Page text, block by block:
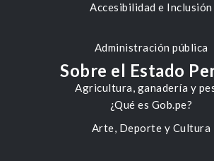
Accesibilidad e Inclusión
Administración pública
Agricultura, ganadería y
Arte, Deporte y Cultura
Sobre el Estado
¿Qué es Gob.pe?